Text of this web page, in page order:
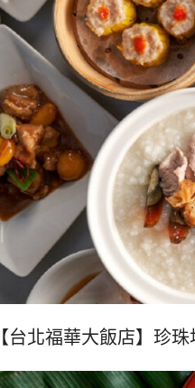
【台北福華大飯店】珍